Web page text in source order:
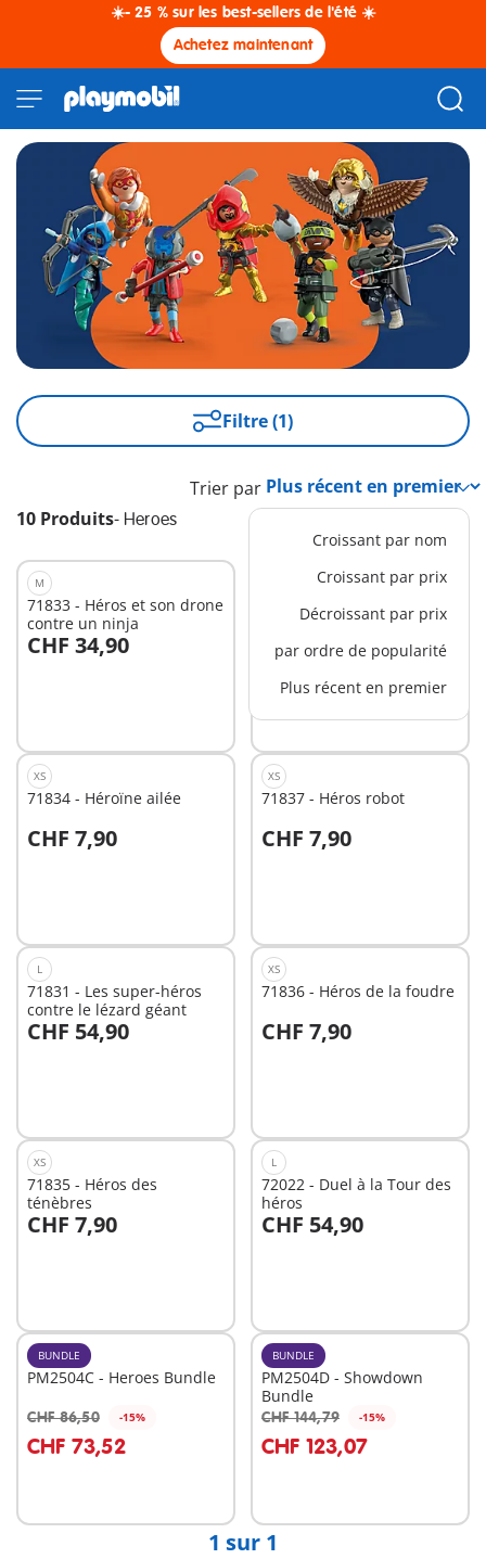
☀️- 25 % sur les best-sellers de l'été ☀️
Achetez maintenant
Filtre (1)
10 Produits- Heroes
Trier par
Croissant par nom
Croissant par prix
Décroissant par prix
par ordre de popularité
Plus récent en premier
M
71833 - Héros et son drone
contre un ninja
CHF 34,90
Au panier
71832 - Véhicule
multifonction de super-
CHF 54,90
Au panier
XS
71834 - Héroïne ailée
CHF 7,90
Au panier
XS
71837 - Héros robot
CHF 7,90
Au panier
L
71831 - Les super-héros
contre le lézard géant
CHF 54,90
Au panier
XS
71836 - Héros de la foudre
CHF 7,90
Au panier
XS
71835 - Héros des
ténèbres
CHF 7,90
Au panier
L
72022 - Duel à la Tour des
héros
CHF 54,90
Au panier
BUNDLE
PM2504C - Heroes Bundle
CHF 86,50 -15%
CHF 73,52
Au panier
BUNDLE
PM2504D - Showdown
Bundle
CHF 144,79 -15%
CHF 123,07
Au panier
1 sur 1